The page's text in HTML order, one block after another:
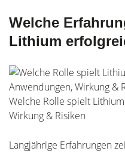
Welche
Lithium
Welche Rolle spielt
Wirkung & Risiken
Langjährige Erfahrungen